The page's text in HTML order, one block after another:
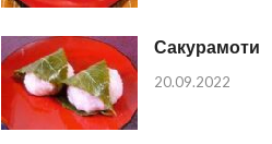
Сакурамоти
20.09.2022